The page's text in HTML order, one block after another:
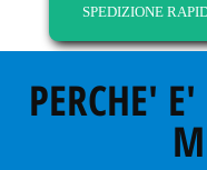
SPEDIZIONE
PERCHE'